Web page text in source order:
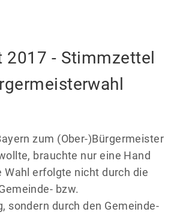
2017 - Stimmzettel
zum (Ober-)Bürgermeister
brauchte nur eine Hand
Wahl erfolgte nicht durch die
bzw.
sondern durch den Gemeinde-